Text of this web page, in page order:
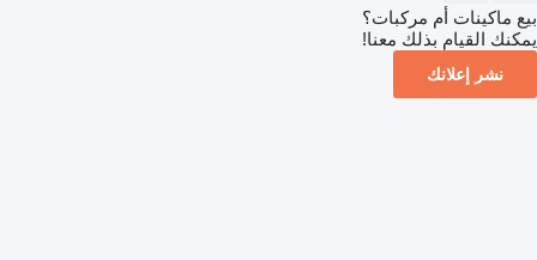
بيع ماكينات أم مركبات؟
يمكنك القيام بذلك معنا!
نشر إعلانك